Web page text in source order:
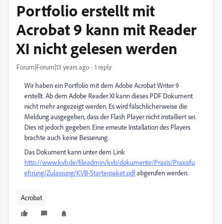
Portfolio erstellt mit
Acrobat 9 kann mit Reader
XI nicht gelesen werden
Forum|Forum|13 years ago 1 reply
Wir haben ein Portfolio mit dem Adobe Acrobat Writer 9
erstellt. Ab dem Adobe Reader XI kann dieses PDF Dokument
nicht mehr angezeigt werden. Es wird fälschlicherweise die
Meldung ausgegeben, dass der Flash Player nicht installiert sei.
Dies ist jedoch gegeben. Eine erneute Installation des Players
brachte auch keine Besserung.
Das Dokument kann unter dem Link
http://www.kvb.de/fileadmin/kvb/dokumente/Praxis/Praxisfu
ehrung/Zulassung/KVB-Starterpaket.pdfabgerufen werden.
Acrobat